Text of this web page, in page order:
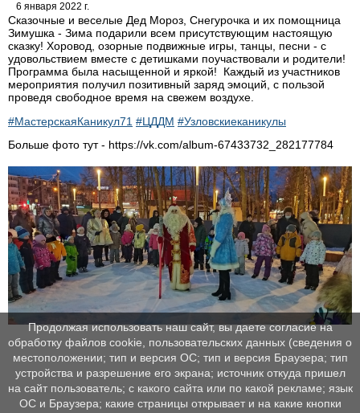
6 января 2022 г.
Сказочные и веселые Дед Мороз, Снегурочка и их помощница
Зимушка - Зима подарили всем присутствующим настоящую
сказку! Хоровод, озорные подвижные игры, танцы, песни - с
удовольствием вместе с детишками поучаствовали и родители!
Программа была насыщенной и яркой! Каждый из участников
мероприятия получил позитивный заряд эмоций, с пользой
проведя свободное время на свежем воздухе.
#МастерскаяКаникул71 #ЦДДМ #Узловскиеканикулы
Больше фото тут - https://vk.com/album-67433732_282177784
Продолжая использовать наш сайт, вы даете согласие на
обработку файлов cookie, пользовательских данных (сведения о
местоположении; тип и версия ОС; тип и версия Браузера; тип
устройства и разрешение его экрана; источник откуда пришел
на сайт пользователь; с какого сайта или по какой рекламе; язык
ОС и Браузера; какие страницы открывает и на какие кнопки